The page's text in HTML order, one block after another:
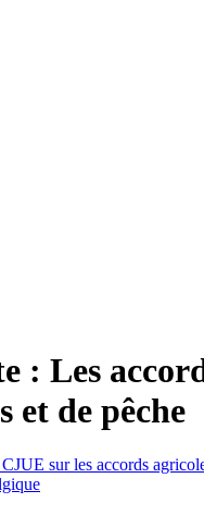
: Les
et de pêche